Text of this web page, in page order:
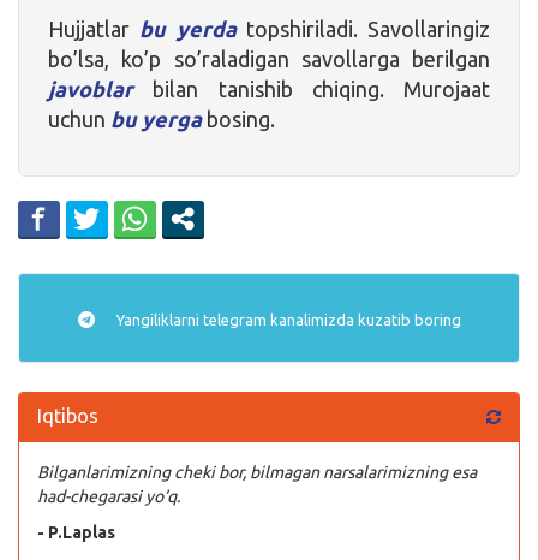
Hujjatlar bu yerdatopshiriladi. Savollaringiz
bo’lsa, ko’p so’raladigan savollarga berilgan
javoblarbilan tanishib chiqing. Murojaat
uchun bu yergabosing.
Yangiliklarni telegram kanalimizda kuzatib boring
Iqtibos
Bilganlarimizning cheki bor, bilmagan narsalarimizning esa
had-chegarasi yo‘q.
- P.Laplas